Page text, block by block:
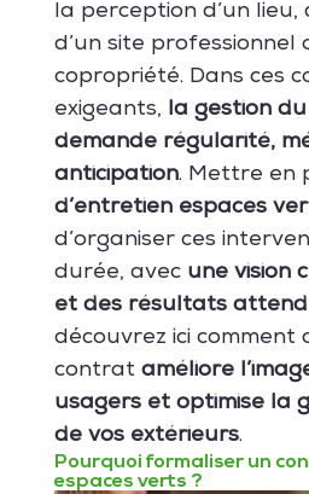
la perception d’un lieu,
d’un site professionnel
copropriété. Dans ces
exigeants, la gestion
demande régularité,
anticipation. Mettre en
d’entretien espaces
d’organiser ces
durée, avec une vision
et des résultats
découvrez ici comment
contrat améliore
usagers et optimise la
de vos extérieurs.
Pourquoi formaliser un
espaces verts ?